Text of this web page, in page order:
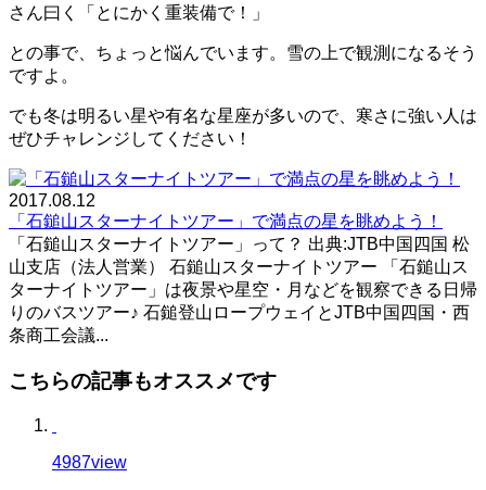
さん曰く「とにかく重装備で！」
との事で、ちょっと悩んでいます。雪の上で観測になるそう
ですよ。
でも冬は明るい星や有名な星座が多いので、寒さに強い人は
ぜひチャレンジしてください！
2017.08.12
「石鎚山スターナイトツアー」で満点の星を眺めよう！
「石鎚山スターナイトツアー」って？ 出典:JTB中国四国 松
山支店（法人営業） 石鎚山スターナイトツアー 「石鎚山ス
ターナイトツアー」は夜景や星空・月などを観察できる日帰
りのバスツアー♪ 石鎚登山ロープウェイとJTB中国四国・西
条商工会議...
こちらの記事もオススメです
4987view